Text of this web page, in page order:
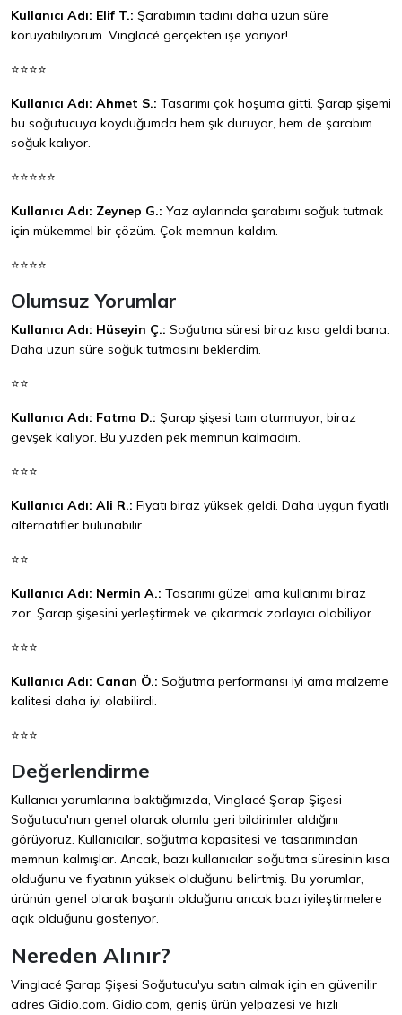
Kullanıcı Adı: Elif T.: Şarabımın tadını daha uzun süre
koruyabiliyorum. Vinglacé gerçekten işe yarıyor!
⭐⭐⭐⭐
Kullanıcı Adı: Ahmet S.: Tasarımı çok hoşuma gitti. Şarap şişemi
bu soğutucuya koyduğumda hem şık duruyor, hem de şarabım
soğuk kalıyor.
⭐⭐⭐⭐⭐
Kullanıcı Adı: Zeynep G.: Yaz aylarında şarabımı soğuk tutmak
için mükemmel bir çözüm. Çok memnun kaldım.
⭐⭐⭐⭐
Olumsuz Yorumlar
Kullanıcı Adı: Hüseyin Ç.: Soğutma süresi biraz kısa geldi bana.
Daha uzun süre soğuk tutmasını beklerdim.
⭐⭐
Kullanıcı Adı: Fatma D.: Şarap şişesi tam oturmuyor, biraz
gevşek kalıyor. Bu yüzden pek memnun kalmadım.
⭐⭐⭐
Kullanıcı Adı: Ali R.: Fiyatı biraz yüksek geldi. Daha uygun fiyatlı
alternatifler bulunabilir.
⭐⭐
Kullanıcı Adı: Nermin A.: Tasarımı güzel ama kullanımı biraz
zor. Şarap şişesini yerleştirmek ve çıkarmak zorlayıcı olabiliyor.
⭐⭐⭐
Kullanıcı Adı: Canan Ö.: Soğutma performansı iyi ama malzeme
kalitesi daha iyi olabilirdi.
⭐⭐⭐
Değerlendirme
Kullanıcı yorumlarına baktığımızda, Vinglacé Şarap Şişesi
Soğutucu'nun genel olarak olumlu geri bildirimler aldığını
görüyoruz. Kullanıcılar, soğutma kapasitesi ve tasarımından
memnun kalmışlar. Ancak, bazı kullanıcılar soğutma süresinin kısa
olduğunu ve fiyatının yüksek olduğunu belirtmiş. Bu yorumlar,
ürünün genel olarak başarılı olduğunu ancak bazı iyileştirmelere
açık olduğunu gösteriyor.
Nereden Alınır?
Vinglacé Şarap Şişesi Soğutucu'yu satın almak için en güvenilir
adres Gidio.com. Gidio.com, geniş ürün yelpazesi ve hızlı